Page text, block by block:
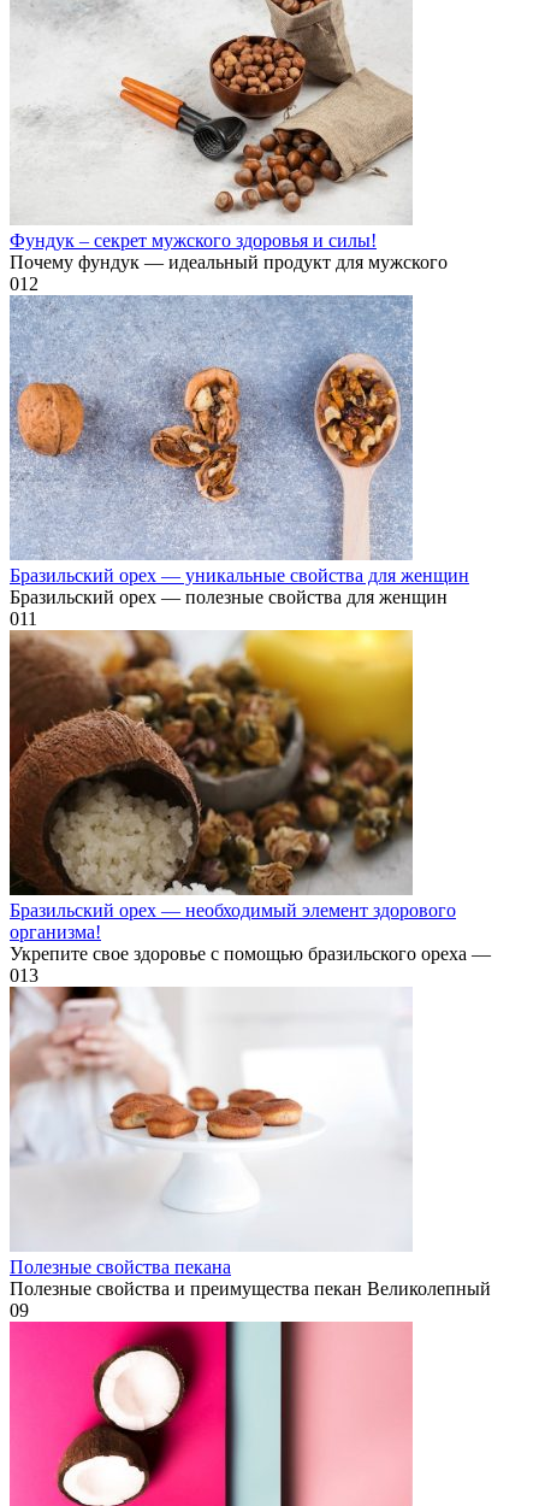
Фундук – секрет мужского здоровья и силы!
Почему фундук — идеальный продукт для мужского
012
Бразильский орех — уникальные свойства для женщин
Бразильский орех — полезные свойства для женщин
011
Бразильский орех — необходимый элемент здорового
организма!
Укрепите свое здоровье с помощью бразильского ореха —
013
Полезные свойства пекана
Полезные свойства и преимущества пекан Великолепный
09